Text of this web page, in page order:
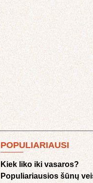
POPULIARIAUSI
Kiek liko iki vasaros?
Populiariausios šūnų